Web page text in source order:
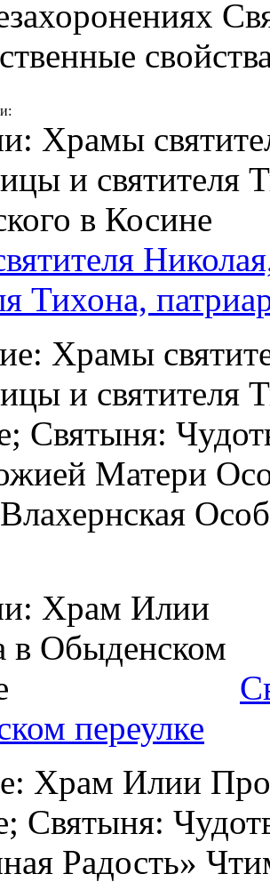
Тихона,
Храмы
и святителя
Святыня:
Матери
переулке
Храм Илии
Святыня:
Радость»